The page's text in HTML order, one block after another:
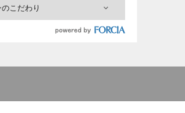
こだわり